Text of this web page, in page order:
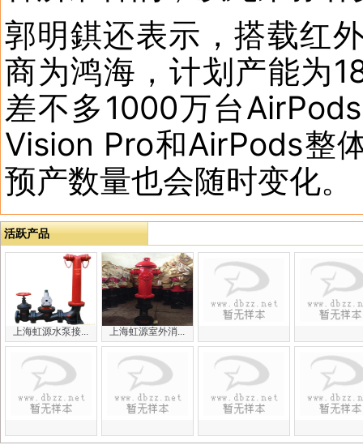
郭明錤还表示，搭载红
商为鸿海，计划产能为
差不多1000万台
Vision Pro和AirPods整
预产数量也会随时变化。
活跃产品
上海虹源水泵接... 上海虹源室外消...